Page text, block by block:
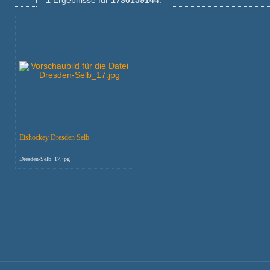
Eishockey Dresden Selb
Dresden-Selb_17.jpg